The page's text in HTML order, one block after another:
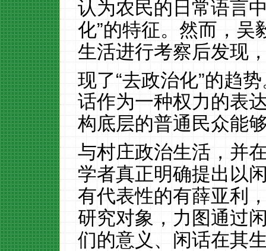
认为农民的日常语言
化”的特征。然而，吴
生活进行考察后发现
现了“去政治化”的趋
话作为一种权力的表
构底层的普通民众能
与村庄政治生活，并
学者真正明确提出以
有代表性的有薛亚利
研究对象，力图通过
们的意义、闲话在其